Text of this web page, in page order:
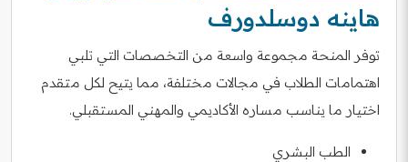
هاينه دوسلدورف
توفر المنحة مجموعة واسعة من التخصصات التي تلبي
اهتمامات الطلاب في مجالات مختلفة، مما يتيح لكل متقدم
اختيار ما يناسب مساره الأكاديمي والمهني المستقبلي.
الطب البشري